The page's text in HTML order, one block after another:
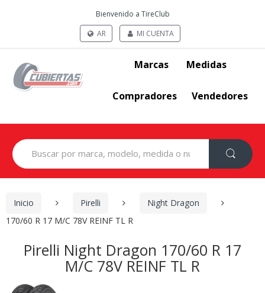
Bienvenido a TireClub
AR
MI CUENTA
Marcas Medidas
Compradores Vendedores
Search
for:
Inicio Pirelli
Night Dragon
170/60 R 17 M/C 78V REINF TL R
Pirelli Night Dragon 170/60 R 17
M/C 78V REINF TL R